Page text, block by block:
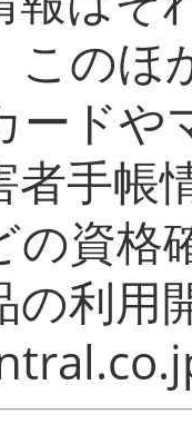
このほ
ードや
者手帳
の資格
の利用